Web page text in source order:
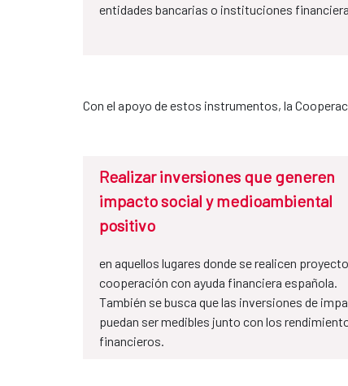
entidades bancarias o instituciones
Con el apoyo de estos instrumentos, la
Realizar inversiones que generen
impacto social y medioambiental
positivo
en aquellos lugares donde se realicen
cooperación con ayuda financiera española.
También se busca que las inversiones de
puedan ser medibles junto con los
financieros.